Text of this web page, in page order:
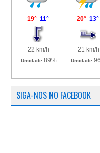
SIGA-NOS NO FACEBOOK